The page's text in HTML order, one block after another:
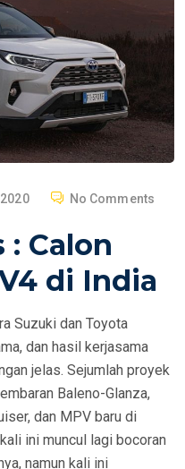
No Comments
: Calon
di India
Suzuki dan Toyota
dan hasil kerjasama
jelas. Sejumlah proyek
Baleno-Glanza,
dan MPV baru di
ini muncul lagi bocoran
namun kali ini